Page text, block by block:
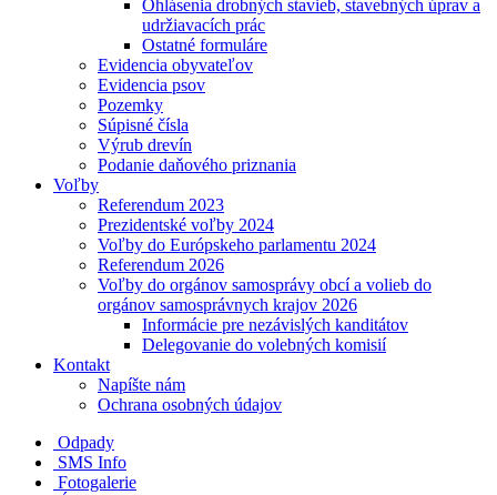
Ohlásenia drobných stavieb, stavebných úprav a
udržiavacích prác
Ostatné formuláre
Evidencia obyvateľov
Evidencia psov
Pozemky
Súpisné čísla
Výrub drevín
Podanie daňového priznania
Voľby
Referendum 2023
Prezidentské voľby 2024
Voľby do Európskeho parlamentu 2024
Referendum 2026
Voľby do orgánov samosprávy obcí a volieb do
orgánov samosprávnych krajov 2026
Informácie pre nezávislých kanditátov
Delegovanie do volebných komisií
Kontakt
Napíšte nám
Ochrana osobných údajov
Odpady
SMS Info
Fotogalerie